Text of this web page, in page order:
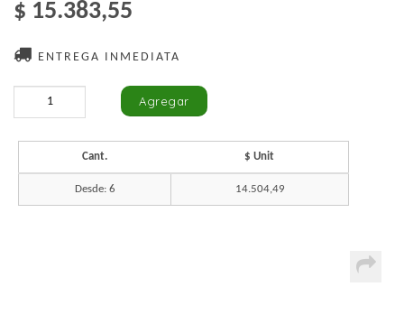
$ 15.383,55
ENTREGA INMEDIATA
Cant. $ Unit
Desde: 6 14.504,49